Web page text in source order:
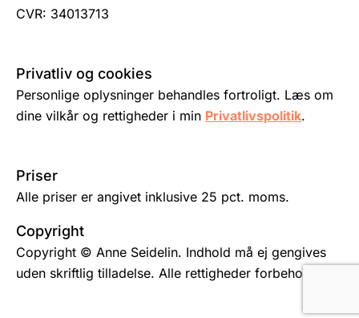
CVR: 34013713
Privatliv og cookies
Personlige oplysninger behandles fortroligt. Læs om
dine vilkår og rettigheder i min Privatlivspolitik.
Priser
Alle priser er angivet inklusive 25 pct. moms.
Copyright
Copyright © Anne Seidelin. Indhold må ej gengives
uden skriftlig tilladelse. Alle rettigheder forbeholdes.